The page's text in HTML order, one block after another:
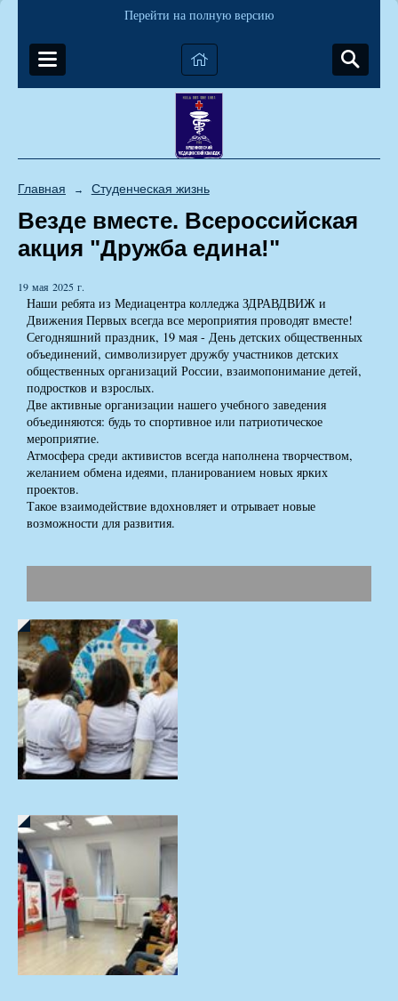
Перейти на полную версию
Главная → Студенческая жизнь
Везде вместе. Всероссийская
акция "Дружба едина!"
19 мая 2025 г.
Наши ребята из Медиацентра колледжа ЗДРАВДВИЖ и
Движения Первых всегда все мероприятия проводят вместе!
Сегодняшний праздник, 19 мая - День детских общественных
объединений, символизирует дружбу участников детских
общественных организаций России, взаимопонимание детей,
подростков и взрослых.
Две активные организации нашего учебного заведения
объединяются: будь то спортивное или патриотическое
мероприятие.
Атмосфера среди активистов всегда наполнена творчеством,
желанием обмена идеями, планированием новых ярких
проектов.
Такое взаимодействие вдохновляет и отрывает новые
возможности для развития.